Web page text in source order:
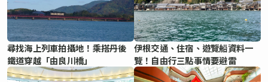
尋找海上列車拍攝地！乘搭丹後
鐵道穿越「由良川橋」
伊根交通、住宿、遊覽船資料一
覽！自由行三點事情要避雷